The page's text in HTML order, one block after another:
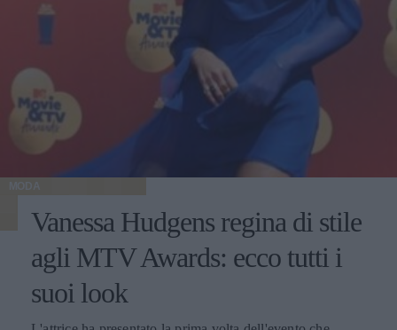
MODA
Vanessa Hudgens regina di stile
agli MTV Awards: ecco tutti i
suoi look